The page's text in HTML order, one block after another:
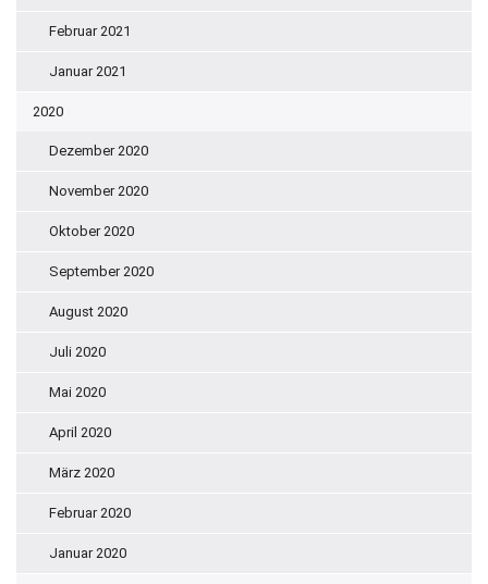
Februar 2021
Januar 2021
2020
Dezember 2020
November 2020
Oktober 2020
September 2020
August 2020
Juli 2020
Mai 2020
April 2020
März 2020
Februar 2020
Januar 2020